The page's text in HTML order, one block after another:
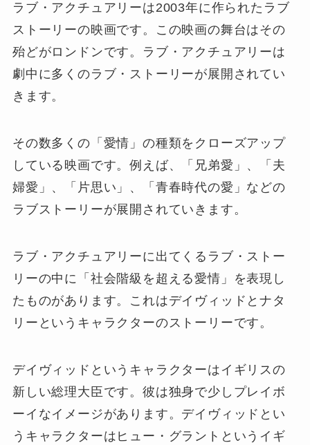
ラブ・アクチュアリーは2003年に作られたラブ
ストーリーの映画です。この映画の舞台はその
殆どがロンドンです。ラブ・アクチュアリーは
劇中に多くのラブ・ストーリーが展開されてい
きます。
その数多くの「愛情」の種類をクローズアップ
している映画です。例えば、「兄弟愛」、「夫
婦愛」、「片思い」、「青春時代の愛」などの
ラブストーリーが展開されていきます。
ラブ・アクチュアリーに出てくるラブ・ストー
リーの中に「社会階級を超える愛情」を表現し
たものがあります。これはデイヴィッドとナタ
リーというキャラクターのストーリーです。
デイヴィッドというキャラクターはイギリスの
新しい総理大臣です。彼は独身で少しプレイボ
ーイなイメージがあります。デイヴィッドとい
うキャラクターはヒュー・グラントというイギ